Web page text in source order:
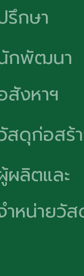
รึกษา
กพัฒนา
สังหาฯ
สดุก่อสร้
ผลิตและ
ำหน่ายวั